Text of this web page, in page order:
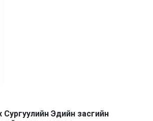
Эдийн засгийн